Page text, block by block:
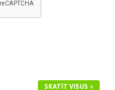
SKATĪT VISUS